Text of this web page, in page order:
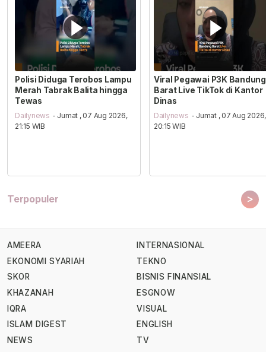
Polisi Diduga Terobos Lampu
Merah Tabrak Balita hingga
Tewas
Dailynews - Jumat , 07 Aug 2026,
21:15 WIB
Viral Pegawai P3K Bandung
Barat Live TikTok di Kantor
Dinas
Dailynews - Jumat , 07 Aug 2026,
20:15 WIB
Terpopuler >
AMEERA
EKONOMI SYARIAH
SKOR
KHAZANAH
IQRA
ISLAM DIGEST
NEWS
INTERNASIONAL
TEKNO
BISNIS FINANSIAL
ESGNOW
VISUAL
ENGLISH
TV